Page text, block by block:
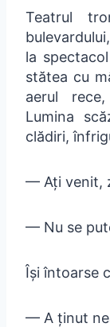
Teatrul
la
stătea cu
aerul
Lumina
clădiri,
— Ați venit,
— Nu se
Își întoarse
— A ținut